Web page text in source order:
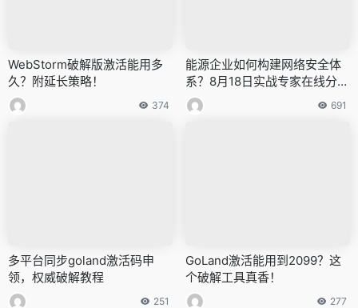
WebStorm破解版激活能用多
久？附延长策略！
374
能源企业如何构建网络安全体
系？8月18日实战专家在线分享
破局之道
691
多平台同步goland激活码申
领，权威破解教程
251
GoLand激活能用到2099？这
个破解工具真香！
277